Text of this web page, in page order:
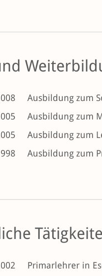
Ausbildung zum
Ausbildung zum
Ausbildung zum
Ausbildung zum
Primarlehrer in